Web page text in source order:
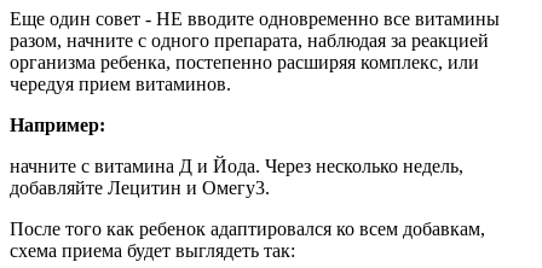
Еще один совет - НЕ вводите одновременно все витамины
разом, начните с одного препарата, наблюдая за реакцией
организма ребенка, постепенно расширяя комплекс, или
чередуя прием витаминов.
Например:
начните с витамина Д и Йода. Через несколько недель,
добавляйте Лецитин и Омегу3.
После того как ребенок адаптировался ко всем добавкам,
схема приема будет выглядеть так: